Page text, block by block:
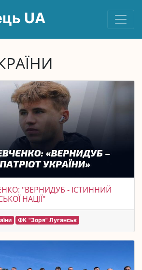
UA
"ВЕРНИДУБ - ІСТИННИЙ
НАЦІЇ"
ФК "Зоря" Луганськ